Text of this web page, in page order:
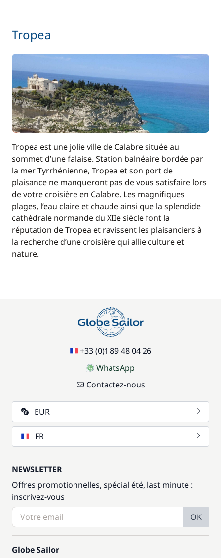
Tropea
Tropea est une jolie ville de Calabre située au
sommet d’une falaise. Station balnéaire bordée par
la mer Tyrrhénienne, Tropea et son port de
plaisance ne manqueront pas de vous satisfaire lors
de votre croisière en Calabre. Les magnifiques
plages, l’eau claire et chaude ainsi que la splendide
cathédrale normande du XIIe siècle font la
réputation de Tropea et ravissent les plaisanciers à
la recherche d’une croisière qui allie culture et
nature.
+33 (0)1 89 48 04 26
WhatsApp
Contactez-nous
EUR
FR
NEWSLETTER
Offres promotionnelles, spécial été, last minute :
inscrivez-vous
OK
Globe Sailor